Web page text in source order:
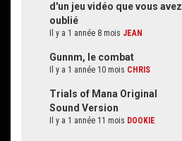
d'un jeu vidéo que vous avez
oublié
Il y a 1 année 8 mois JEAN
Gunnm, le combat
Il y a 1 année 10 mois CHRIS
Trials of Mana Original
Sound Version
Il y a 1 année 11 mois DOOKIE